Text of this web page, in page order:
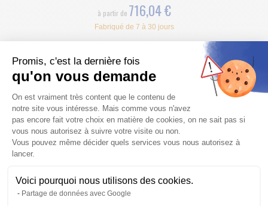
à partir de 716,04 €
Fabriqué de 7 à 30 jours
LIGNE D''POT D'ÉCHAPPEMENT MARVING SUPER ENDURANCE
Ligne d'Pot d'échappement 4 en 1 YAMAHA XJ 600 en alu noir
racing non homologué, livré avec le nécessaire de montage
Promis, c'est la dernière fois
qu'on vous demande
Plateforme de Gestion du
On est vraiment très content que le contenu de
notre site vous intéresse. Mais comme vous n'avez
pas encore fait votre choix en matière de cookies, on ne sait pas si
vous nous autorisez à suivre votre visite ou non.
Vous pouvez même décider quels services vous nous autorisez à
lancer.
Voici pourquoi nous utilisons des cookies.
Partage de données avec Google
Axeptio consent